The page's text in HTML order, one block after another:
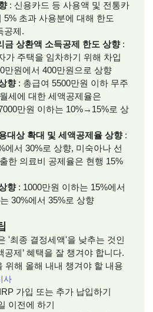
: 신용카드 등 사용액 및 전통카
5% 초과 사용분에 대해 한도
공제.
상환액 소득공제 한도 상향:
가 주택을 임차하기 위해 차입
만원에서 400만원으로 상향
향: 총급여 5500만원 이하 무주
세에 대한 세액공제율은
만원 이하는 10%→15%로 상
대상 확대 및 세액공제율 상향:
에서 30%로 상향, 미숙아나 선
한 의료비 공제율은 현행 15%
향: 1000만원 이하는 15%에서
30%에서 35%로 상향
'최종 결정세액'을 낮추는 것인
공제’ 혜택을 잘 챙겨야 합니다.
위해 올해 내내 챙겨야 할 내용
사
가입 또는 추가 납입하기
이전에 하기